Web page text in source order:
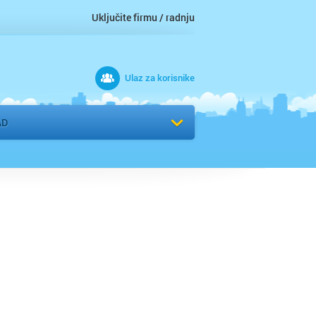
Uključite firmu / radnju
Ulaz za korisnike